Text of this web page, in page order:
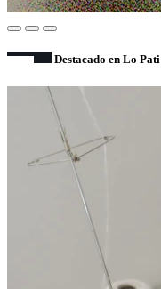
Destacado en Lo Pati